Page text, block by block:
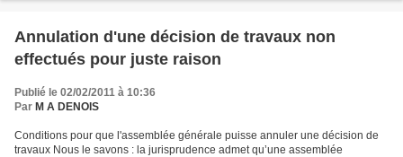
Annulation d'une décision de travaux non
effectués pour juste raison
Publié le 02/02/2011 à 10:36
Par M A DENOIS
Conditions pour que l'assemblée générale puisse annuler une décision de
travaux Nous le savons : la jurisprudence admet qu’une assemblée